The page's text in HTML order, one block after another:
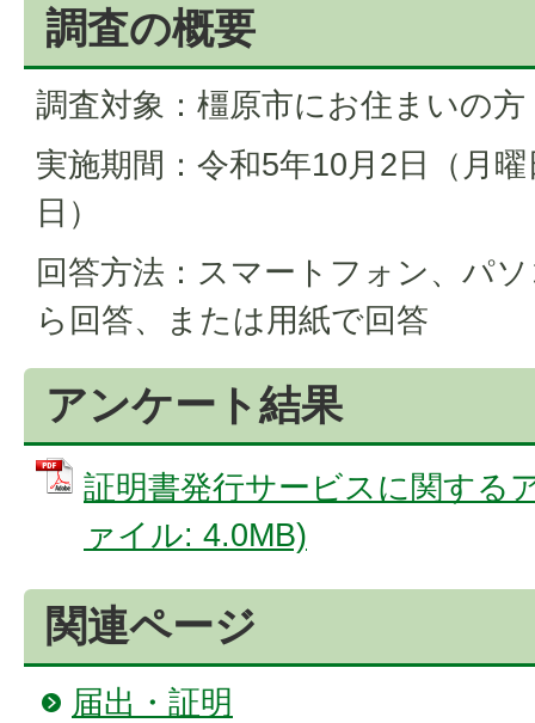
調査の概要
調査対象：橿原市にお住まいの方
実施期間：令和5年10月2日（月
日）
回答方法：スマートフォン、パ
ら回答、または用紙で回答
アンケート結果
証明書発行サービスに関する
ァイル: 4.0MB)
関連ページ
届出・証明